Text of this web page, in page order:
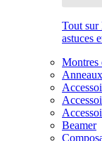
Tout sur
astuces
Montres
Beamer